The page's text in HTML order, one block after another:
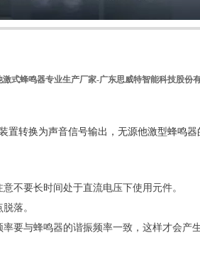
激式蜂鸣器专业生产厂家-广东思威特智能科技股份
置转换为声音信号输出，无源他激型蜂鸣器
不要长时间处于直流电压下使用元件。
落。
要与蜂鸣器的谐振频率一致，这样才会产